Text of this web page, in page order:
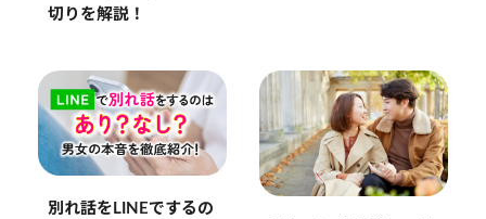
切りを解説！
別れ話をLINEでするの